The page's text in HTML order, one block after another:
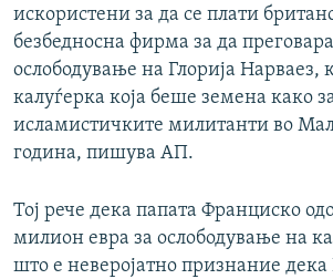
искористени за да се плати
безбедносна фирма за да
ослободување на Глорија Нарваез,
калуѓерка која беше земена како
исламистичките милитанти во
година, пишува АП.
Тој рече дека папата Франциско
милион евра за ослободување на
што е неверојатно признание дека